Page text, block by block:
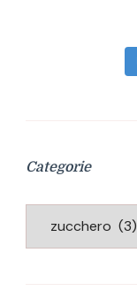
Categorie
Categorie